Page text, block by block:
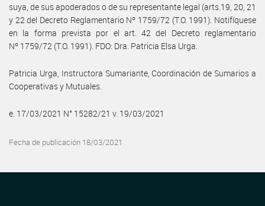
suya, de sus apoderados o de su representante legal (arts.19, 20, 21
y 22 del Decreto Reglamentario Nº 1759/72 (T.O. 1991). Notifíquese
en la forma prevista por el art. 42 del Decreto reglamentario
Nº 1759/72 (T.O. 1991). FDO: Dra. Patricia Elsa Urga.
Patricia Urga, Instructora Sumariante, Coordinación de Sumarios a
Cooperativas y Mutuales.
e. 17/03/2021 N° 15282/21 v. 19/03/2021
Fecha de publicación 18/03/2021